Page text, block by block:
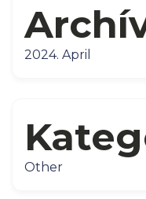
2024. April
Other